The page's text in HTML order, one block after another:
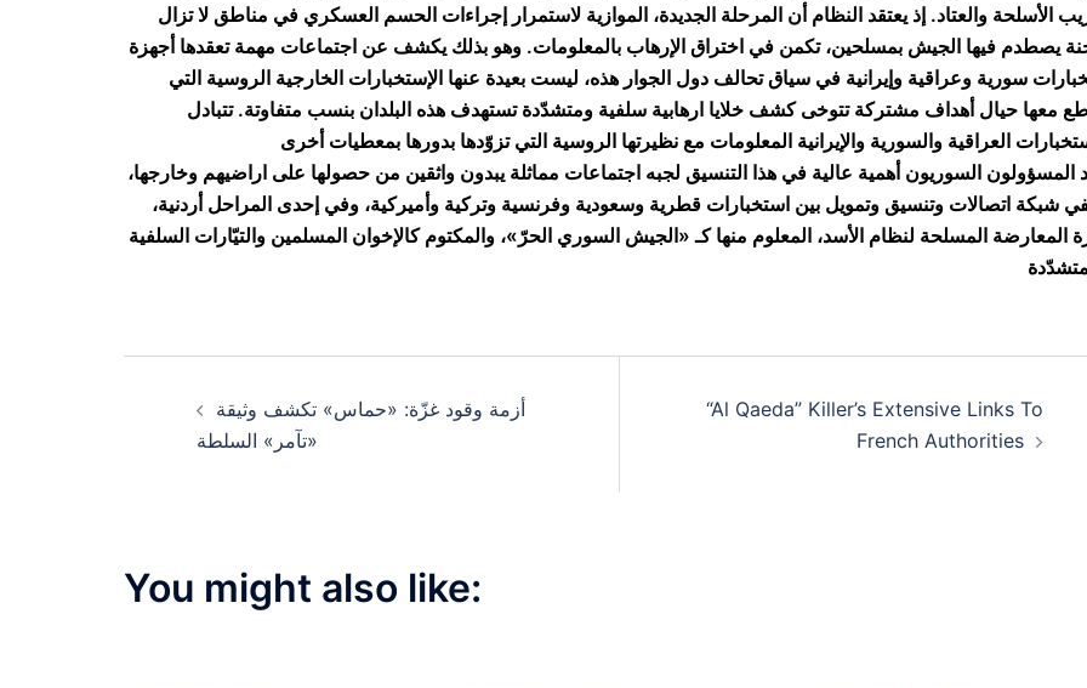
الأسلحة والعتاد. إذ يعتقد النظام أن المرحلة الجديدة، الموازية لاستمرار إجراءات الحسم العسكري في مناطق لا تزال
يصطدم فيها الجيش بمسلحين، تكمن في اختراق الإرهاب بالمعلومات. وهو بذلك يكشف عن اجتماعات مهمة تعقدها أجهزة
سورية وعراقية وإيرانية في سياق تحالف دول الجوار هذه، ليست بعيدة عنها الإستخبارات الخارجية الروسية التي
معها حيال أهداف مشتركة تتوخى كشف خلايا ارهابية سلفية ومتشدّدة تستهدف هذه البلدان بنسب متفاوتة. تتبادل
المسؤولون السوريون أهمية عالية في هذا التنسيق لجبه اجتماعات مماثلة يبدون واثقين من حصولها على اراضيهم وخارجها،
شبكة اتصالات وتنسيق وتمويل بين استخبارات قطرية وسعودية وفرنسية وتركية وأميركية، وفي إحدى المراحل أردنية،
المعارضة المسلحة لنظام الأسد، المعلوم منها كـ «الجيش السوري الحرّ»، والمكتوم كالإخوان المسلمين والتيّارات السلفية
navigation
أزمة وقود غزّة: «حماس» تكشف وثيقة
«تآمر» السلطة
“Al Qaeda” Killer’s Extensive Links To
French Authorities
You might also like: